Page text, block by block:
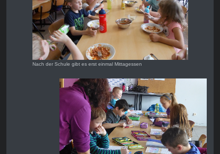
Nach der Schule gibt es erst einmal Mittagessen